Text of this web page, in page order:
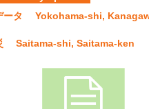
ータ Yokohama-shi,
Saitama-shi, Saitama-ken